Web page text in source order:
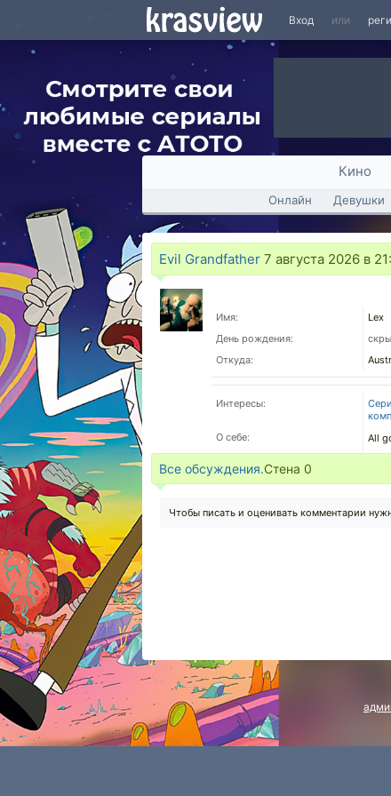
Вход или
Кино
Онлайн Девушки
Evil Grandfather 7 августа 2026 в
Имя:
Leх
День рождения:
Откуда:
Интересы:
О себе:
All
Все обсуждения.Стена 0
Чтобы писать и оценивать комментарии